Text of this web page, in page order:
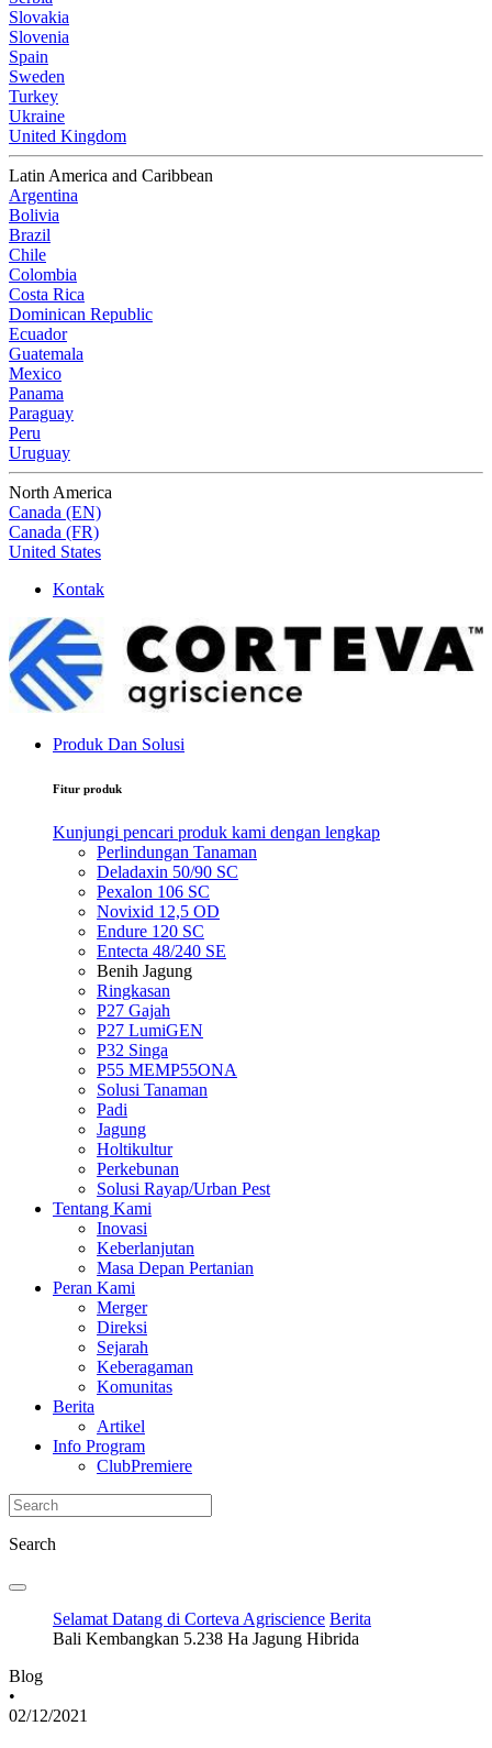
Slovakia
Slovenia
Spain
Sweden
Turkey
Ukraine
United Kingdom
Latin America and Caribbean
Argentina
Bolivia
Brazil
Chile
Colombia
Costa Rica
Dominican Republic
Ecuador
Guatemala
Mexico
Panama
Paraguay
Peru
Uruguay
North America
Canada (EN)
Canada (FR)
United States
Kontak
Produk Dan Solusi
Fitur produk
Kunjungi pencari produk kami dengan lengkap
Perlindungan Tanaman
Deladaxin 50/90 SC
Pexalon 106 SC
Novixid 12,5 OD
Endure 120 SC
Entecta 48/240 SE
Benih Jagung
Ringkasan
P27 Gajah
P27 LumiGEN
P32 Singa
P55 MEMP55ONA
Solusi Tanaman
Padi
Jagung
Holtikultur
Perkebunan
Solusi Rayap/Urban Pest
Tentang Kami
Inovasi
Keberlanjutan
Masa Depan Pertanian
Peran Kami
Merger
Direksi
Sejarah
Keberagaman
Komunitas
Berita
Artikel
Info Program
ClubPremiere
Search
Selamat Datang di Corteva Agriscience Berita
Bali Kembangkan 5.238 Ha Jagung Hibrida
Blog
•
02/12/2021